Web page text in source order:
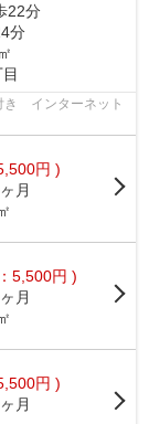
22分
分
き インターネット
円 )
月
5,500円 )
月
円 )
月